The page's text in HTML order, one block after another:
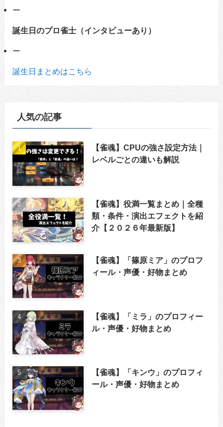
ー
誕生日のプロ雀士（インタビューあり）
ー
誕生日まとめはこちら
人気の記事
【雀魂】CPUの強さ設定方法｜
レベルごとの違いも解説
【雀魂】役満一覧まとめ｜全種
類・条件・演出エフェクトを紹
介【２０２６年最新版】
【雀魂】「篠原ミア」のプロフ
ィール・声優・好物まとめ
【雀魂】「ミラ」のプロフィー
ル・声優・好物まとめ
【雀魂】「キンウ」のプロフィ
ール・声優・好物まとめ